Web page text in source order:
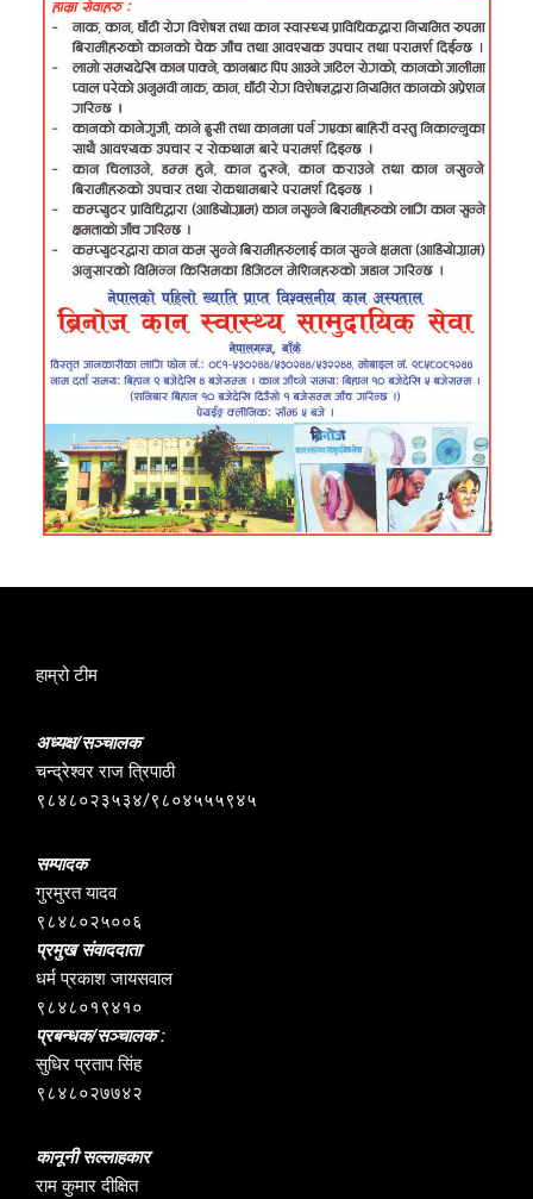
हाम्रो टीम
अध्यक्ष/सञ्चालक
चन्द्रेश्वर राज त्रिपाठी
९८४८०२३५३४/९८०४५५५९४५
सम्पादक
गुरमुरत यादव
९८४८०२५००६
प्रमुख संवाददाता
धर्म प्रकाश जायसवाल
९८४८०१९४१०
प्रबन्धक/सञ्चालक :
सुधिर प्रताप सिंह
९८४८०२७७४२
कानूनी सल्लाहकार
राम कुमार दीक्षित